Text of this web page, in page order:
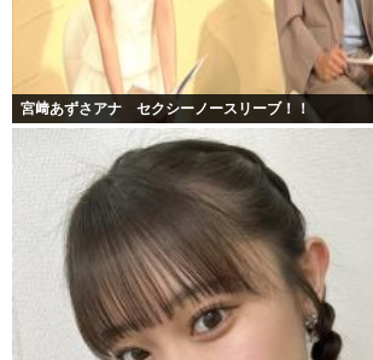
宮﨑あずさアナ セクシーノースリーブ！！